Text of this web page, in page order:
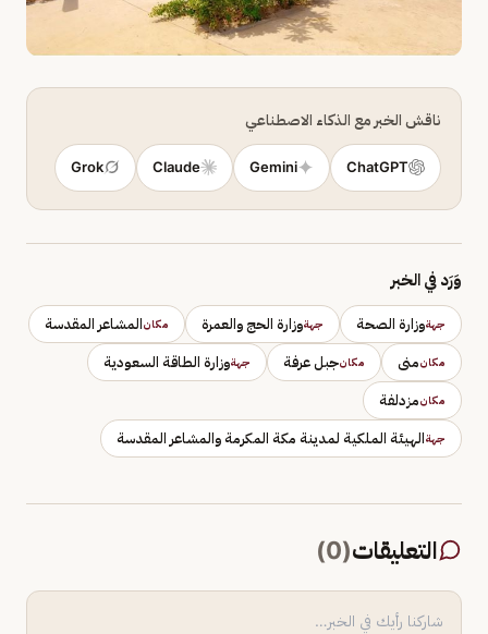
ناقش الخبر مع الذكاء الاصطناعي
ChatGPT
Gemini
Claude
Grok
وَرَد في الخبر
جهةوزارة الصحة جهةوزارة الحج والعمرة مكانالمشاعر المقدسة
مكانمنى مكانجبل عرفة جهةوزارة الطاقة السعودية
مكانمزدلفة
جهةالهيئة الملكية لمدينة مكة المكرمة والمشاعر المقدسة
التعليقات(
0
)